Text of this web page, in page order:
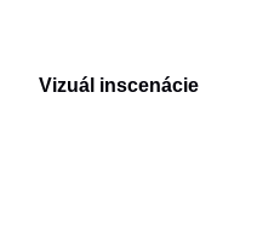
Vizuál inscenácie